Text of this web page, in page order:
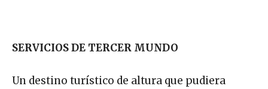
SERVICIOS DE TERCER MUNDO
Un destino turístico de altura que pudiera